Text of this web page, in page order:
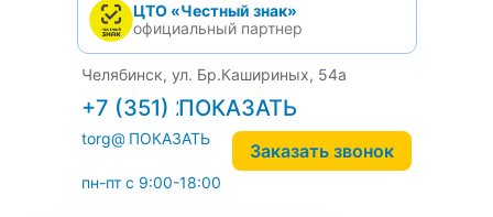
ЦТО «Честный знак»
официальный партнер
Челябинск, ул. Бр.Кашириных, 54а
+7 (351) 242-04-09
torg@1cab.ru
Заказать звонок
пн-пт с 9:00-18:00